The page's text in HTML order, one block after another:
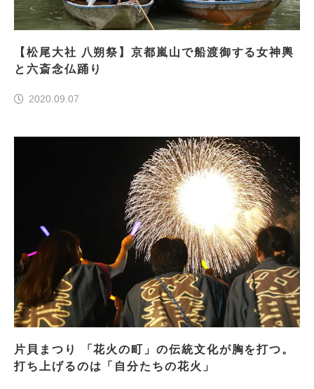
【松尾大社 八朔祭】京都嵐山で船渡御する女神輿
と六斎念仏踊り
2020.09.07
片貝まつり 「花火の町」の伝統文化が胸を打つ。
打ち上げるのは「自分たちの花火」